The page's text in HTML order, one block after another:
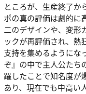
ところが、生産終了か
ポの真の評価は劇的に
二のデザインや、変形
ックが再評価され、熱
支持を集めるようにな
ぞ』の中で主人公たち
躍したことで知名度が
あり、現在でも中高い